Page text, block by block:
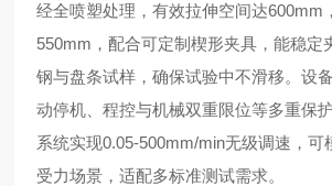
经全喷塑处理，有效拉伸空间达600mm
550mm，配合可定制楔形夹具，能稳定
钢与盘条试样，确保试验中不滑移。设
动停机、程控与机械双重限位等多重保
系统实现0.05-500mm/min无级调速，可
受力场景，适配多标准测试需求。